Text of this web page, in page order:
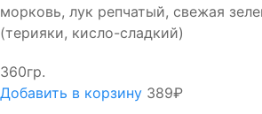
морковь, лук репчатый, свежая
(терияки, кисло-сладкий)
360гр.
Добавить в корзину 389₽